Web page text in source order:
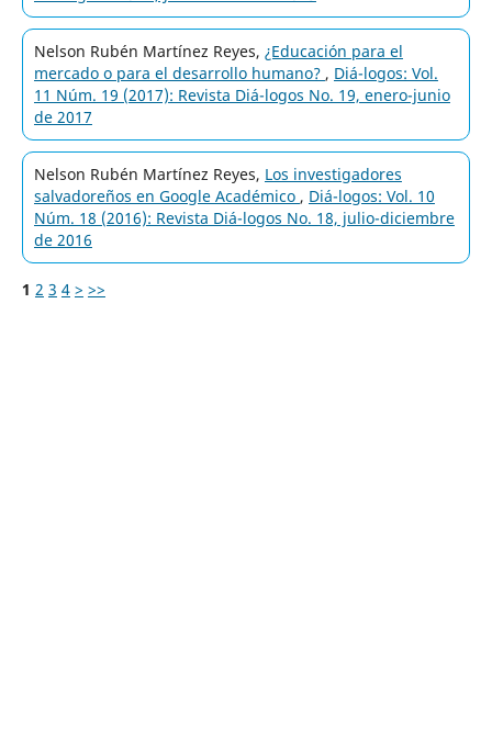
Nelson Rubén Martínez Reyes, ¿Educación para el
mercado o para el desarrollo humano? , Diá-logos: Vol.
11 Núm. 19 (2017): Revista Diá-logos No. 19, enero-junio
de 2017
Nelson Rubén Martínez Reyes, Los investigadores
salvadoreños en Google Académico , Diá-logos: Vol. 10
Núm. 18 (2016): Revista Diá-logos No. 18, julio-diciembre
de 2016
1 2 3 4 > >>